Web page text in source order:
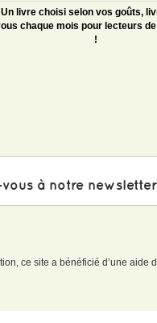
Un livre choisi selon vos goûts,
chaque mois pour lecteurs
!
à notre newsletter
ce site a bénéficié d’une aide